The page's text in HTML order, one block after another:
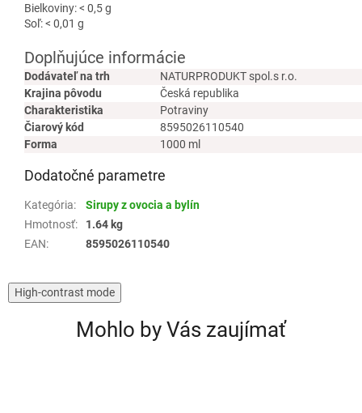
Bielkoviny: < 0,5 g
Soľ: < 0,01 g
Doplňujúce informácie
Dodávateľ na trh
NATURPRODUKT spol.s r.o.
Krajina pôvodu
Česká republika
Charakteristika
Potraviny
Čiarový kód
8595026110540
Forma
1000 ml
Dodatočné parametre
Kategória:
Sirupy z ovocia a bylín
Hmotnosť:
1.64 kg
EAN: 8595026110540
High-contrast mode
Mohlo by Vás zaujímať